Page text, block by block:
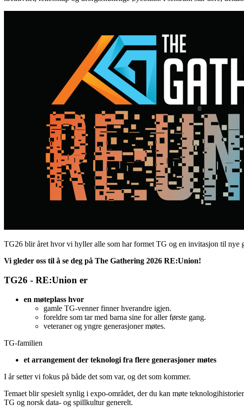
TG26 blir året hvor vi hyller alle som har formet TG og en invitasjon til nye
Vi gleder oss til å se deg på The Gathering 2026 RE:Union!
TG26 - RE:Union er
en møteplass hvor
gamle TG-venner finner hverandre igjen.
foreldre som tar med barna sine for aller første gang.
veteraner og yngre generasjoner møtes.
TG-familien
et arrangement der teknologi fra flere generasjoner møtes
I år setter vi fokus på både det som var, og det som kommer.
Temaet blir spesielt synlig i expo-området, der du kan møte
TG og norsk data- og spillkultur generelt.